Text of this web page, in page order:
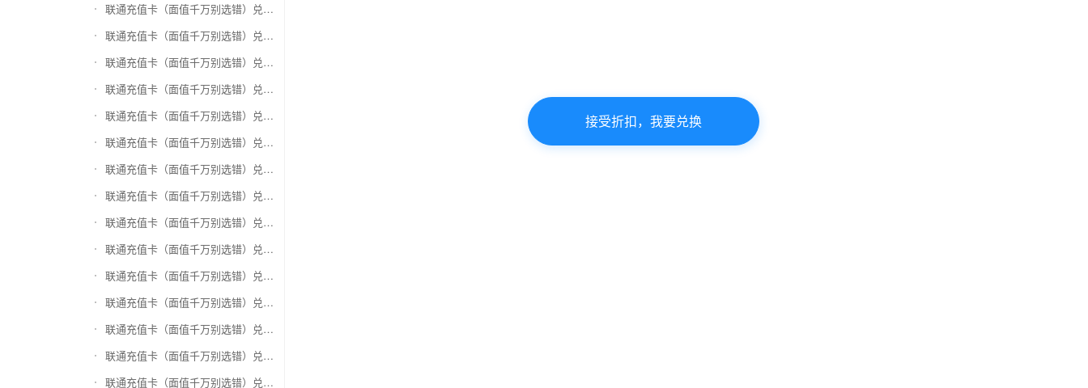
联通充值卡（面值千万别选错）兑换万商卡
联通充值卡（面值千万别选错）兑换飞银彩虹卡
联通充值卡（面值千万别选错）兑换天猫超市卡/享淘卡
联通充值卡（面值千万别选错）兑换万里通积分卡
联通充值卡（面值千万别选错）兑换壹钱包(壹卡会)
联通充值卡（面值千万别选错）兑换去哪儿礼品卡
联通充值卡（面值千万别选错）兑换阳光卡(阳光爱车)
联通充值卡（面值千万别选错）兑换华润万家购物卡
联通充值卡（面值千万别选错）兑换华润苏果卡(苏果超市卡)（维护 请暂停提交）
联通充值卡（面值千万别选错）兑换天虹购物卡
联通充值卡（面值千万别选错）兑换盒马生鲜礼品卡
联通充值卡（面值千万别选错）兑换屈臣氏
联通充值卡（面值千万别选错）兑换大润发购物卡
联通充值卡（面值千万别选错）兑换银泰百货银泰卡
联通充值卡（面值千万别选错）兑换物美/美通卡
接受折扣，我要兑换